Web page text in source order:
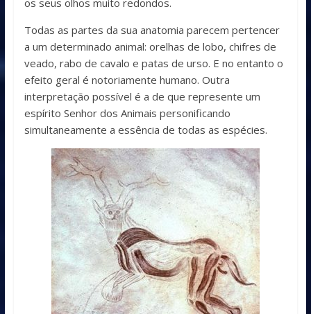
Todas as partes da sua anatomia parecem pertencer
a um determinado animal: orelhas de lobo, chifres de
veado, rabo de cavalo e patas de urso. E no entanto o
efeito geral é notoriamente humano. Outra
interpretação possível é a de que represente um
espírito Senhor dos Animais personificando
simultaneamente a essência de todas as espécies.